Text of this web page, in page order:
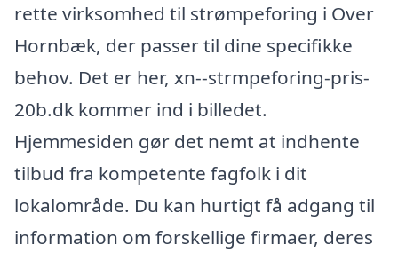
rette virksomhed til strømpeforing i Over
Hornbæk, der passer til dine specifikke
behov. Det er her, xn--strmpeforing-pris-
20b.dk kommer ind i billedet.
Hjemmesiden gør det nemt at indhente
tilbud fra kompetente fagfolk i dit
lokalområde. Du kan hurtigt få adgang til
information om forskellige firmaer, deres